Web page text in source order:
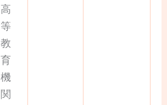
高
等
教
育
機
関